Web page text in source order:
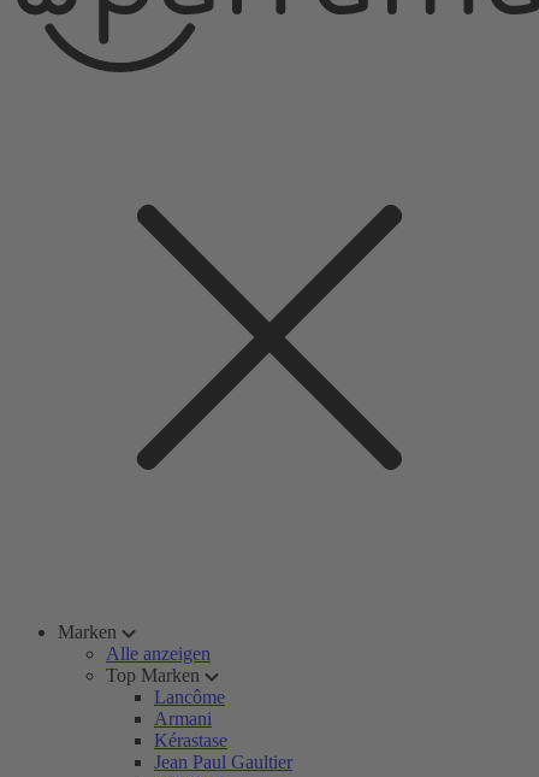
Marken
Alle anzeigen
Top Marken
Lancôme
Armani
Kérastase
Jean Paul Gaultier